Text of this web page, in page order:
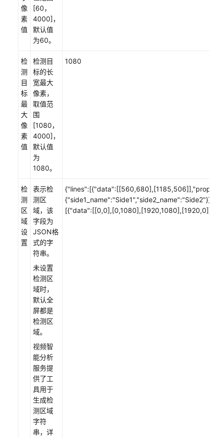
通
用
参
考
产
品
术
语
责
任
共
担
务
等
级
协
议
（SLA）
像
素
值
[60，
4000]，
默认值
为60。
检
测
目
标
最
大
像
素
值
检测目
标的长
宽最大
像素，
取值范
围
[1080，
4000]，
默认值
为
1080。
1080
检
测
区
域
设
置
表示检
测区
域，该
字段为
JSON格
式的字
符串。
未设置
检测区
域时，
默认全
屏都是
检测区
域。
视频智
能分析
服务提
供了工
具用于
生成检
测区域
字符
串，详